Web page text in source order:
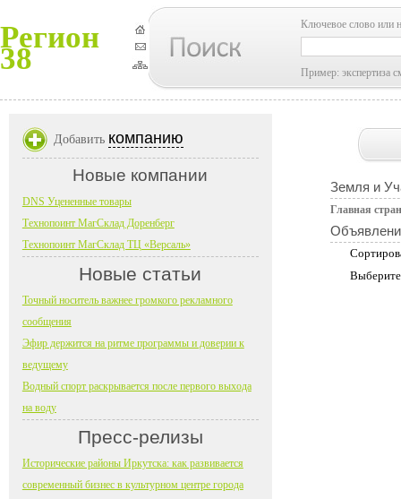
Регион
38
Ключевое слово или
Пример: экспертиза
Земля и
Главная
Добавить компанию
Новые компании
DNS Уцененные товары
Технопоинт МагСклад Доренберг
Технопоинт МагСклад ТЦ «Версаль»
Новые статьи
Точный носитель важнее громкого рекламного
сообщения
Эфир держится на ритме программы и доверии к
ведущему
Водный спорт раскрывается после первого выхода
на воду
Пресс-релизы
Исторические районы Иркутска: как развивается
современный бизнес в культурном центре города